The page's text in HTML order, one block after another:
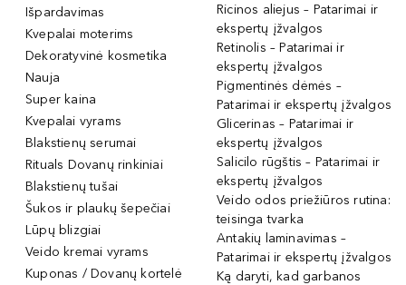
Išpardavimas
Kvepalai moterims
Dekoratyvinė kosmetika
Nauja
Super kaina
Kvepalai vyrams
Blakstienų serumai
Rituals Dovanų rinkiniai
Blakstienų tušai
Šukos ir plaukų šepečiai
Lūpų blizgiai
Veido kremai vyrams
Kuponas / Dovanų kortelė
Ricinos aliejus – Patarimai ir
ekspertų įžvalgos
Retinolis – Patarimai ir
ekspertų įžvalgos
Pigmentinės dėmės –
Patarimai ir ekspertų įžvalgos
Glicerinas – Patarimai ir
ekspertų įžvalgos
Salicilo rūgštis – Patarimai ir
ekspertų įžvalgos
Veido odos priežiūros rutina:
teisinga tvarka
Antakių laminavimas –
Patarimai ir ekspertų įžvalgos
Ką daryti, kad garbanos